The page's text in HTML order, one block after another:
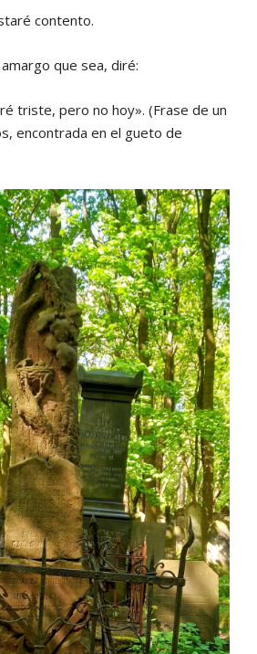
contento.
que sea, diré:
triste, pero no hoy». (Frase de un
encontrada en el gueto de